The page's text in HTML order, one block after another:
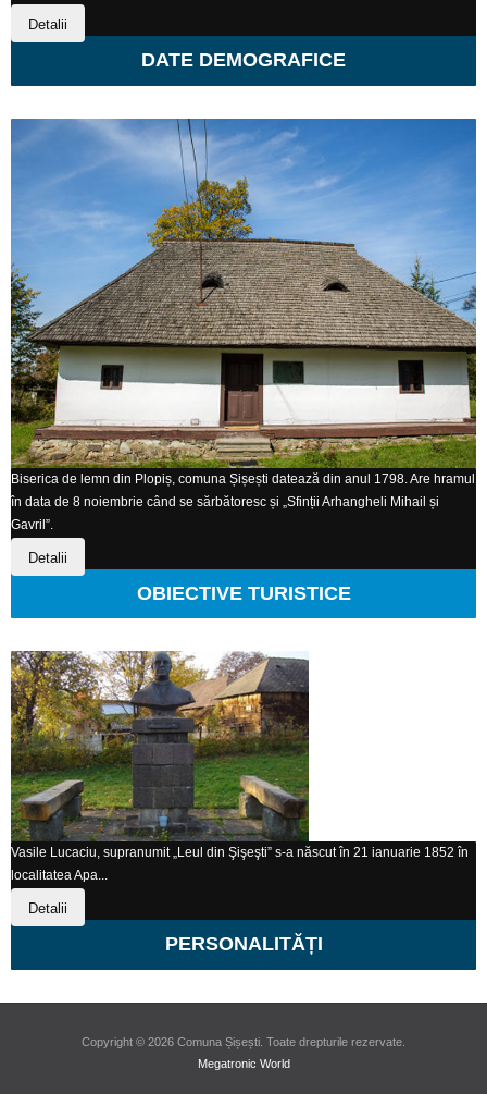
Detalii
DATE DEMOGRAFICE
Biserica de lemn din Plopiș, comuna Șișești datează din anul 1798. Are hramul
în data de 8 noiembrie când se sărbătoresc și „Sfinții Arhangheli Mihail și
Gavril”.
Detalii
OBIECTIVE TURISTICE
Vasile Lucaciu, supranumit „Leul din Şişeşti” s-a născut în 21 ianuarie 1852 în
localitatea Apa...
Detalii
PERSONALITĂȚI
Copyright © 2026 Comuna Șișești. Toate drepturile rezervate.
Megatronic World